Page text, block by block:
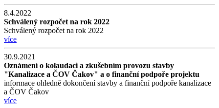
8.4.2022
Schválený rozpočet na rok 2022
Schválený rozpočet na rok 2022
více
30.9.2021
Oznámení o kolaudaci a zkušebním provozu stavby
"Kanalizace a ČOV Čakov" a o finanční podpoře projektu
informace ohledně dokončení stavby a finanční podpoře kanalizace
a ČOV Čakov
více